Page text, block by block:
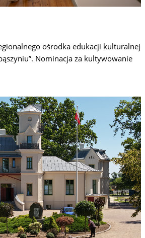
ośrodka edukacji kulturalnej
Nominacja za kultywowanie